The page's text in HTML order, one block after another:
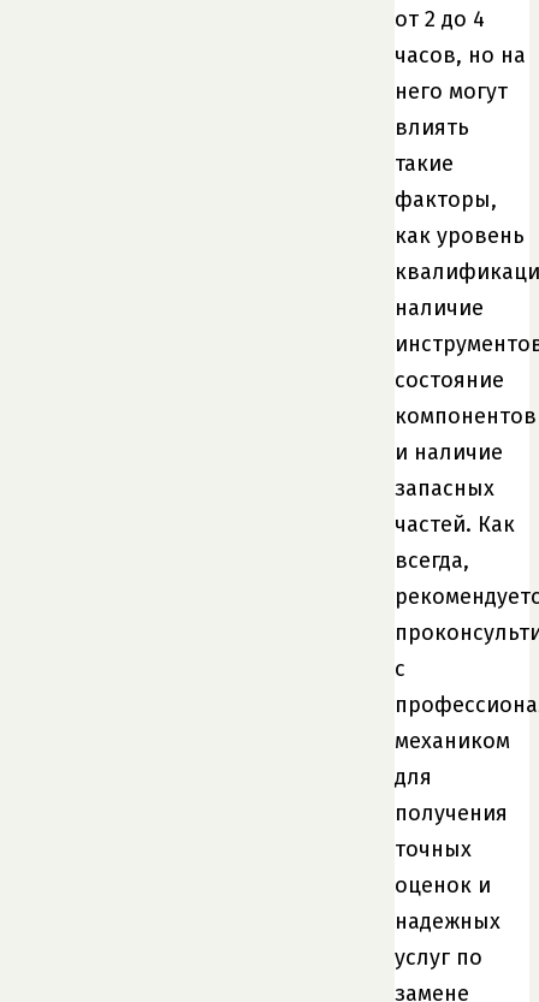
от 2 до 4
часов, но на
него могут
влиять
такие
факторы,
как уровень
наличие
состояние
компонентов
и наличие
запасных
частей. Как
всегда,
с
механиком
для
получения
точных
оценок и
надежных
услуг по
замене